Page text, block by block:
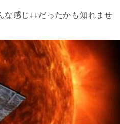
な感じ↓↓だったかも知れませ